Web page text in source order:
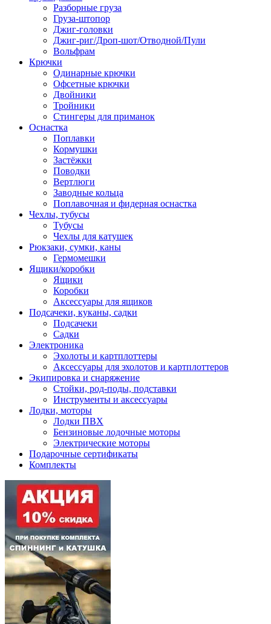
Разборные груза
Груза-штопор
Джиг-головки
Джиг-риг/Дроп-шот/Отводной/Пули
Вольфрам
Крючки
Одинарные крючки
Офсетные крючки
Двойники
Тройники
Стингеры для приманок
Оснастка
Поплавки
Кормушки
Застёжки
Поводки
Вертлюги
Заводные кольца
Поплавочная и фидерная оснастка
Чехлы, тубусы
Тубусы
Чехлы для катушек
Рюкзаки, сумки, каны
Гермомешки
Ящики/коробки
Ящики
Коробки
Аксессуары для ящиков
Подсачеки, куканы, садки
Подсачеки
Садки
Электроника
Эхолоты и картплоттеры
Аксессуары для эхолотов и картплоттеров
Экипировка и снаряжение
Стойки, род-поды, подставки
Инструменты и аксессуары
Лодки, моторы
Лодки ПВХ
Бензиновые лодочные моторы
Электрические моторы
Подарочные сертификаты
Комплекты